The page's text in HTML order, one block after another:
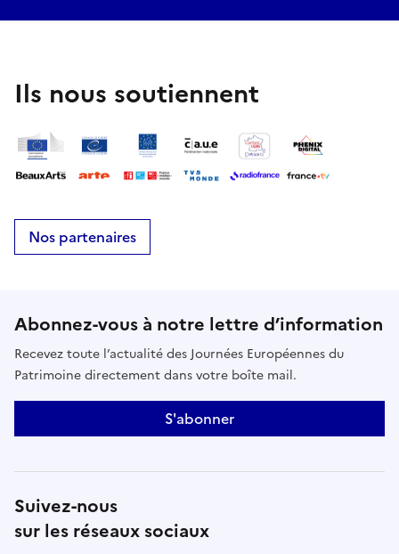
Ils nous soutiennent
Nos partenaires
Abonnez-vous à notre lettre d’information
Recevez toute l’actualité des Journées Européennes du
Patrimoine directement dans votre boîte mail.
S'abonner
Suivez-nous
sur les réseaux sociaux